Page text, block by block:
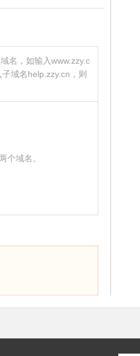
名，如输入www.zzy.c
域名help.zzy.cn，则
个域名。